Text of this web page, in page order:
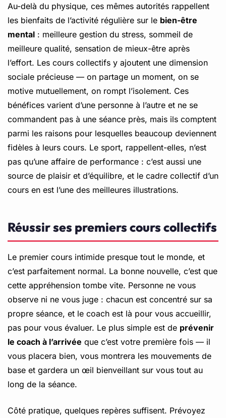
Au-delà du physique, ces mêmes autorités rappellent
les bienfaits de l’activité régulière sur le bien-être
mental : meilleure gestion du stress, sommeil de
meilleure qualité, sensation de mieux-être après
l’effort. Les cours collectifs y ajoutent une dimension
sociale précieuse — on partage un moment, on se
motive mutuellement, on rompt l’isolement. Ces
bénéfices varient d’une personne à l’autre et ne se
commandent pas à une séance près, mais ils comptent
parmi les raisons pour lesquelles beaucoup deviennent
fidèles à leurs cours. Le sport, rappellent-elles, n’est
pas qu’une affaire de performance : c’est aussi une
source de plaisir et d’équilibre, et le cadre collectif d’un
cours en est l’une des meilleures illustrations.
Réussir ses premiers cours collectifs
Le premier cours intimide presque tout le monde, et
c’est parfaitement normal. La bonne nouvelle, c’est que
cette appréhension tombe vite. Personne ne vous
observe ni ne vous juge : chacun est concentré sur sa
propre séance, et le coach est là pour vous accueillir,
pas pour vous évaluer. Le plus simple est de prévenir
le coach à l’arrivée que c’est votre première fois — il
vous placera bien, vous montrera les mouvements de
base et gardera un œil bienveillant sur vous tout au
long de la séance.
Côté pratique, quelques repères suffisent. Prévoyez